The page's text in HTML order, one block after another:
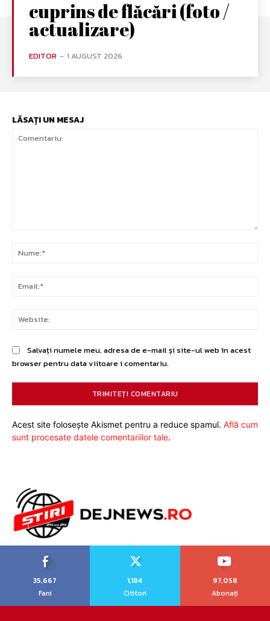
cuprins de flăcări (foto /
actualizare)
EDITOR - 1 AUGUST 2026
LĂSAȚI UN MESAJ
Salvați numele meu, adresa de e-mail și site-ul web în acest
browser pentru data viitoare i comentariu.
Acest site folosește Akismet pentru a reduce spamul. Află cum
sunt procesate datele comentariilor tale.
35,667
Fani
1,184
Cititori
97,058
Abonați